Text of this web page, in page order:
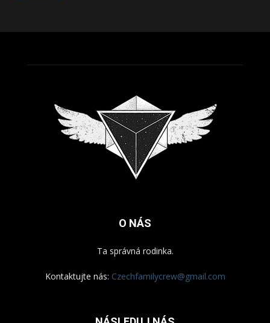
O NÁS
Ta správná rodinka.
Kontaktujte nás: Czechfamilycrew@gmail.com